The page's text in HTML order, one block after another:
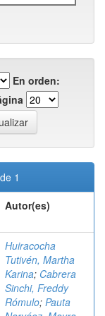
En orden:
1
Autor(es)
Huiracocha
Tutivén, Martha
Karina; Cabrera
Sinchi, Freddy
Rómulo; Pauta